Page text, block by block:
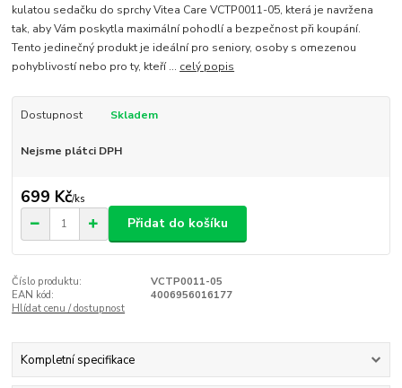
kulatou sedačku do sprchy Vitea Care VCTP0011-05, která je navržena
tak, aby Vám poskytla maximální pohodlí a bezpečnost při koupání.
Tento jedinečný produkt je ideální pro seniory, osoby s omezenou
pohyblivostí nebo pro ty, kteří ... celý popis
Dostupnost Skladem
Nejsme plátci DPH
699 Kč/ks
Přidat do košíku
Číslo produktu:
VCTP0011-05
EAN kód:
4006956016177
Hlídat cenu / dostupnost
Kompletní specifikace